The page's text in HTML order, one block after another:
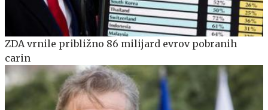
ZDA vrnile približno 86 milijard evrov pobranih
carin